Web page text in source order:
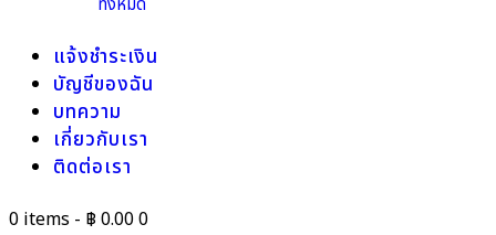
ทั้งหมด
แจ้งชำระเงิน
บัญชีของฉัน
บทความ
เกี่ยวกับเรา
ติดต่อเรา
0 items - ฿ 0.000